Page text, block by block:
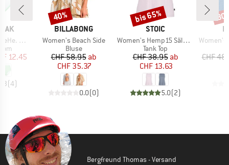
Waist
Preis
12.45
(4)
MARKE
BILLABONG
Artikel
Women's Beach Side
Produktgruppe
Bluse
Preis
CHF 58.95reduzierter Preis
ab
CHF 35.37
0.0(0)
Rabatt
40%
MARKE
STOIC
Artikel
Women's Hemp15 SälkaSt. III Tank
Produktgruppe
Tank Top
Preis
CHF 38.95reduzierter Preis
ab
CHF 13.63
5.0(2)
Rabatt
bis 65%
Artikel
Women's
CHF
Bergfreund Thomas - Versand